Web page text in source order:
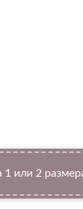
1 или 2